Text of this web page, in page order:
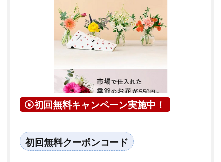
初回無料キャンペーン実施中！
初回無料クーポンコード